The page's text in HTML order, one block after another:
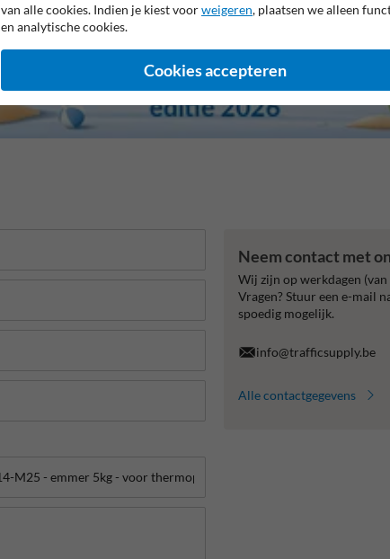
Neem contact met
Wij zijn op werkdagen
Vragen? Stuur een e-mail
spoedig mogelijk.
info@trafficsupply.be
Alle contactgegevens
van alle cookies. Indien je kiest voorweigeren, plaatsen we alleen
en analytische cookies.
Cookies accepteren